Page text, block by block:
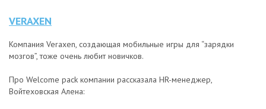
VERAXEN
Компания Veraxen, создающая мобильные игры для “зарядки
мозгов”, тоже очень любит новичков.
Про Welcome pack компании рассказала HR-менеджер,
Войтеховская Алена: